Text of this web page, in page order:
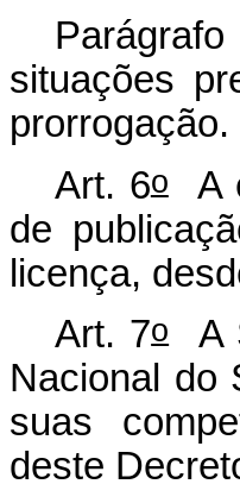
situações
prorrogação.
Art. 6oA
de
licença,
Art. 7oA
Nacional do
suas
deste